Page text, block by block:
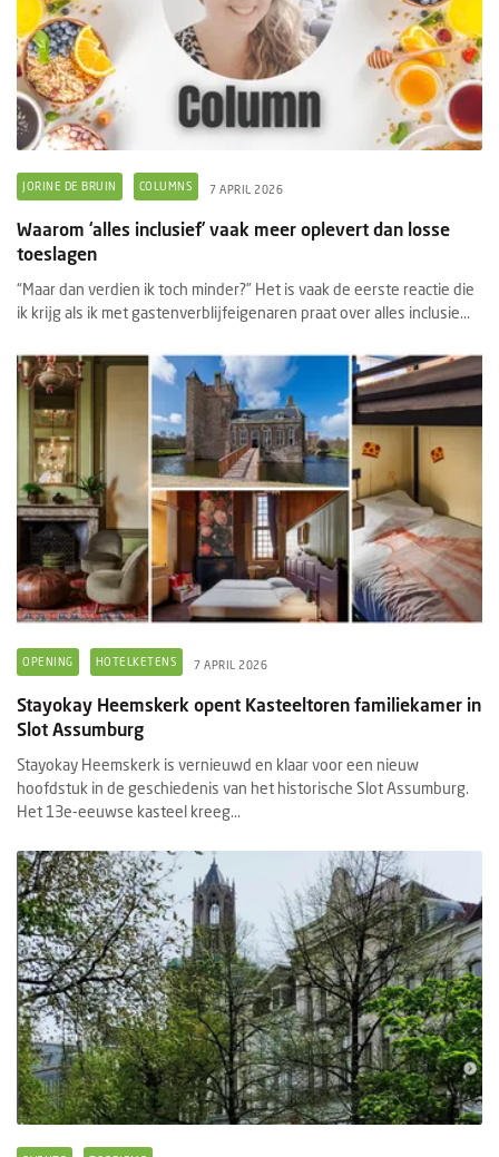
JORINE DE BRUIN COLUMNS 7 APRIL 2026
Waarom ‘alles inclusief’ vaak meer oplevert dan losse
toeslagen
“Maar dan verdien ik toch minder?” Het is vaak de eerste reactie die
ik krijg als ik met gastenverblijfeigenaren praat over alles inclusie...
OPENING HOTELKETENS 7 APRIL 2026
Stayokay Heemskerk opent Kasteeltoren familiekamer in
Slot Assumburg
Stayokay Heemskerk is vernieuwd en klaar voor een nieuw
hoofdstuk in de geschiedenis van het historische Slot Assumburg.
Het 13e-eeuwse kasteel kreeg...